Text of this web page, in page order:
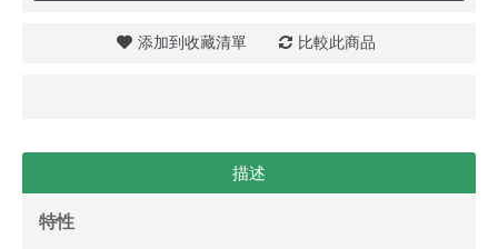
添加到收藏清單 比較此商品
描述
特性